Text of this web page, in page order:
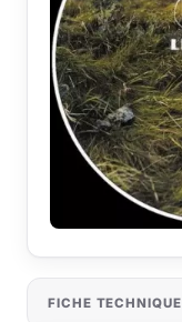
FICHE TECHNIQUE